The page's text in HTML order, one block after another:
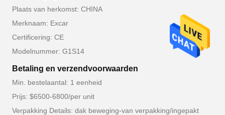
Plaats van herkomst: CHINA
Merknaam: Excar
Certificering: CE
Modelnummer: G1S14
Betaling en verzendvoorwaarden
Min. bestelaantal: 1 eenheid
Prijs: $6500-6800/per unit
Verpakking Details: dak beweging-van verpakking/ingepakt